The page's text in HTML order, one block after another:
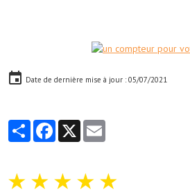
Date de dernière mise à jour : 05/07/2021
PartagerFacebook
X
★★★★★